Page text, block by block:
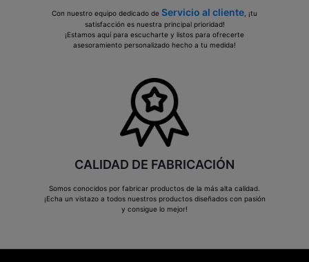
Con nuestro equipo dedicado de Servicio al cliente , ¡tu
satisfacción es nuestra principal prioridad!
¡Estamos aquí para escucharte y listos para ofrecerte
asesoramiento personalizado hecho a tu medida!
CALIDAD DE FABRICACIÓN
Somos conocidos por fabricar productos de la más alta calidad.
¡Echa un vistazo a todos nuestros productos diseñados con pasión
y consigue lo mejor!